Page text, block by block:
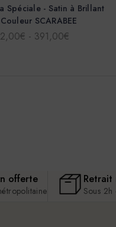
Spéciale - Satin à Brillant
SCARABEE
- 391,00€
offerte Retrait
Sous